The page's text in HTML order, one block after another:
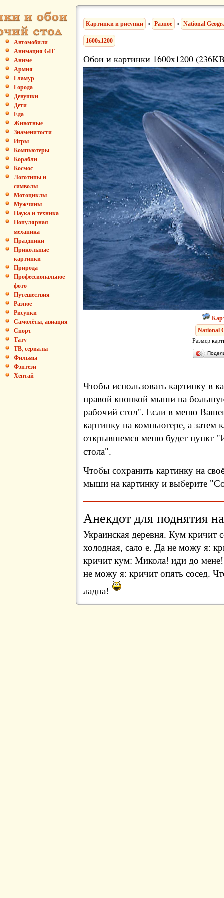
Автомобили
Анимация GIF
Аниме
Армия
Гламур
Города
Девушки
Дети
Еда
Животные
Знаменитости
Игры
Компьютеры
Корабли
Космос
Логотипы и
символы
Мотоциклы
Мужчины
Наука и техника
Популярная
механика
Праздники
Прикольные
картинки
Природа
Профессиональное
фото
Путешествия
Разное
Рисунки
Самолёты, авиация
Спорт
Тату
ТВ, сериалы
Фильмы
Фэнтези
Хентай
Картинки и рисунки » Разное » National
1600x1200
Обои и картинки 1600x1200
National
Размер
Чтобы использовать картинку в
правой кнопкой мыши на
рабочий стол". Если в меню
картинку на компьютере, а затем
открывшемся меню будет пункт
стола".
Чтобы сохранить картинку на
мыши на картинку и выберите
Анекдот для поднятия
Украинская деревня. Кум кричит
холодная, сало е. Да не можу я:
кричит кум: Микола! иди до мене!
не можу я: кричит опять сосед.
ладна!